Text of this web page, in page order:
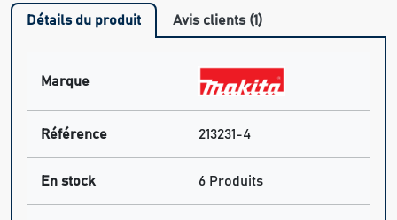
Détails du produit Avis clients (1)
Marque
Référence 213231-4
En stock 6 Produits